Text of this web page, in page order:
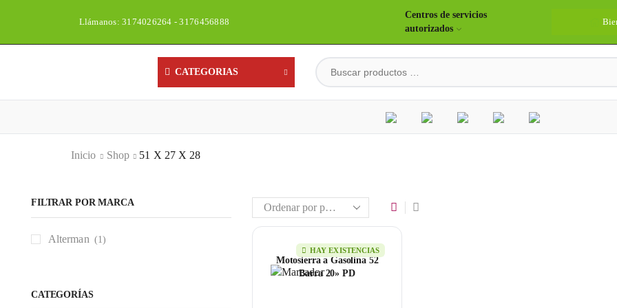
Llámanos: 3174026264 - 3176456888
Centros de servicios
autorizados
CATEGORIAS
Inicio Shop 51 X 27 X 28
HAY EXISTENCIAS
Motosierra a Gasolina 52
Barra 20» PD
FILTRAR POR MARCA
Alterman (1)
CATEGORÍAS